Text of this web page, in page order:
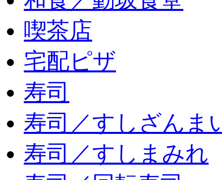
喫茶店
宅配ピザ
寿司
寿司／すしざんま
寿司／すしまみれ